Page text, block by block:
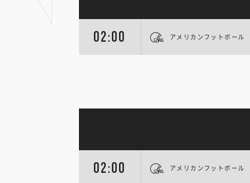
02:00 アメリカンフットボール
02:00 アメリカンフットボール